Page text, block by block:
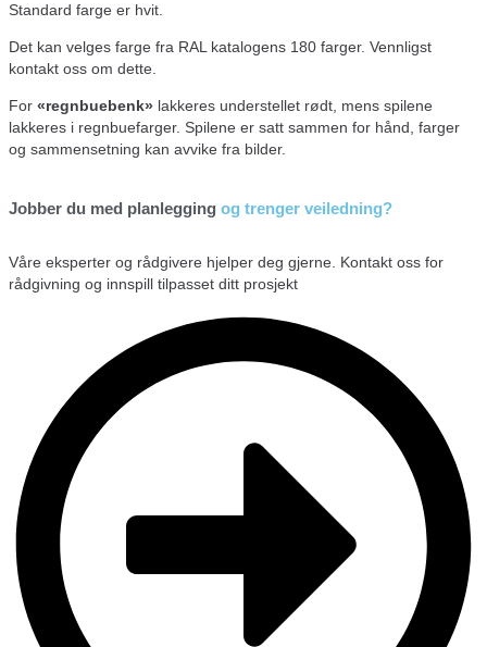
Standard farge er hvit.
Det kan velges farge fra RAL katalogens 180 farger. Vennligst
kontakt oss om dette.
For «regnbuebenk» lakkeres understellet rødt, mens spilene
lakkeres i regnbuefarger. Spilene er satt sammen for hånd, farger
og sammensetning kan avvike fra bilder.
Jobber du med planlegging og trenger veiledning?
Våre eksperter og rådgivere hjelper deg gjerne. Kontakt oss for
rådgivning og innspill tilpasset ditt prosjekt